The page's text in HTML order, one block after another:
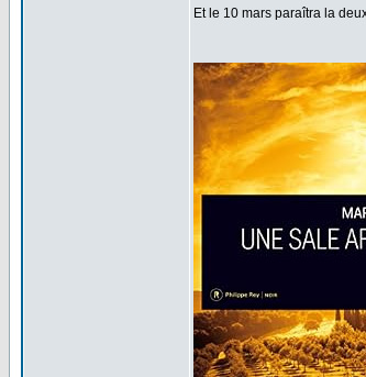
Et le 10 mars paraîtra la